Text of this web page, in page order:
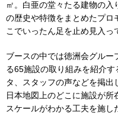
㎡。白亜の堂々たる建物の
の歴史や特徴をまとめたプロ
こでいったん足を止め見入っ
ブースの中では徳洲会グル
る65施設の取り組みを紹介
タ、スタッフの声などを掲出
日本地図上のどこに施設が
スケールがわかる工夫を施し